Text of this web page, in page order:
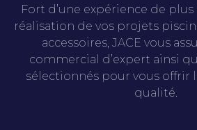
Fort d’une expérience de plus
réalisation de vos projets
accessoires, JACE vous
commercial d’expert ainsi
sélectionnés pour vous offrir
qualité.